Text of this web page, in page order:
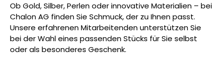
Ob Gold, Silber, Perlen oder innovative Materialien – bei
Chalon AG finden Sie Schmuck, der zu Ihnen passt.
Unsere erfahrenen Mitarbeitenden unterstützen Sie
bei der Wahl eines passenden Stücks für Sie selbst
oder als besonderes Geschenk.